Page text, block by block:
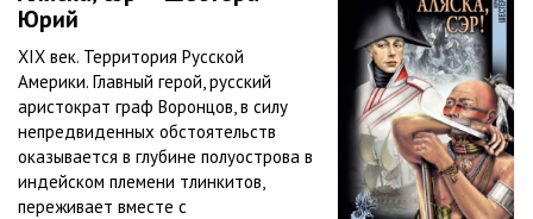
Юрий
XIX век. Территория Русской
Америки. Главный герой, русский
аристократ граф Воронцов, в силу
непредвиденных обстоятельств
оказывается в глубине полуострова в
индейском племени тлинкитов,
переживает вместе с